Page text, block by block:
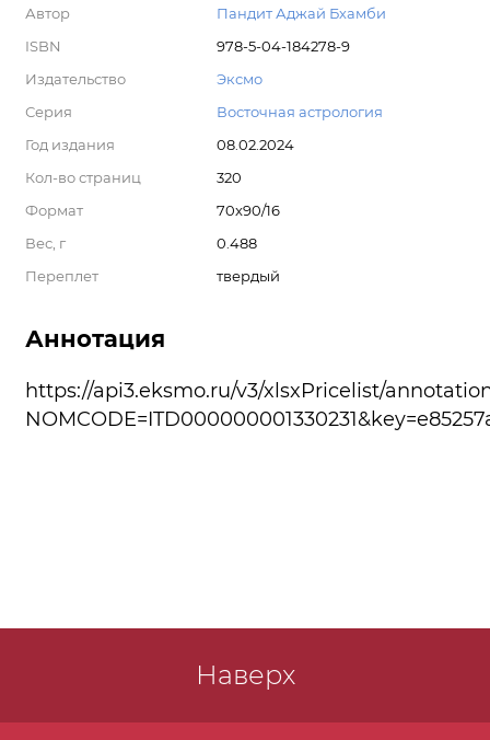
Автор
Пандит Аджай Бхамби
ISBN
978-5-04-184278-9
Издательство
Эксмо
Серия
Восточная астрология
Год издания
08.02.2024
Кол-во страниц
320
Формат
70x90/16
Вес, г
0.488
Переплет
твердый
Аннотация
https://api3.eksmo.ru/v3/xlsxPricelist/
Наверх